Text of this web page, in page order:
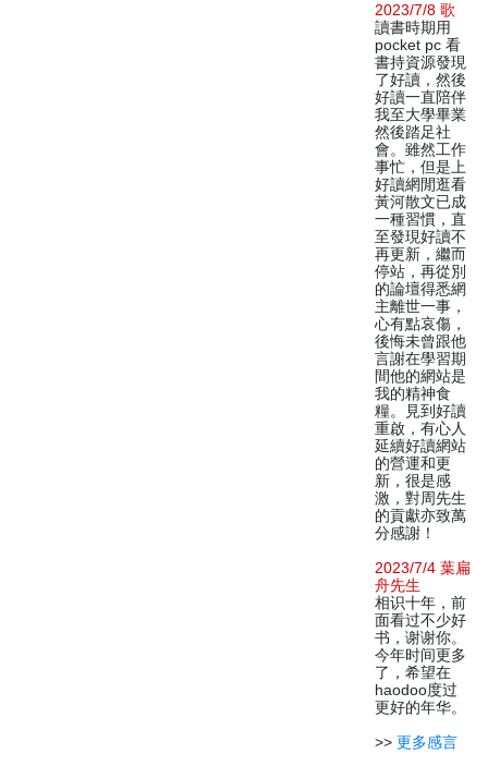
2023/7/8 歌
讀書時期用
pocket pc 看
書持資源發現
了好讀，然後
好讀一直陪伴
我至大學畢業
然後踏足社
會。雖然工作
事忙，但是上
好讀網閒逛看
黃河散文已成
一種習慣，直
至發現好讀不
再更新，繼而
停站，再從別
的論壇得悉網
主離世一事，
心有點哀傷，
後悔未曾跟他
言謝在學習期
間他的網站是
我的精神食
糧。見到好讀
重啟，有心人
延續好讀網站
的營運和更
新，很是感
激，對周先生
的貢獻亦致萬
分感謝！
2023/7/4 葉扁
舟先生
相识十年，前
面看过不少好
书，谢谢你。
今年时间更多
了，希望在
haodoo度过
更好的年华。
>> 更多感言